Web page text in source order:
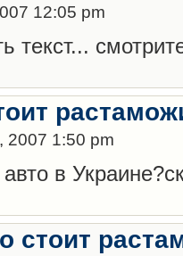
12:05 pm
текст...
2007 1:50 pm
в
стоит